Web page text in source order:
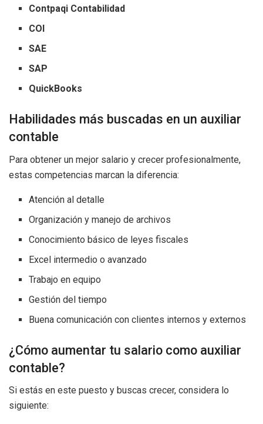
Contpaqi Contabilidad
COI
SAE
SAP
QuickBooks
Habilidades más buscadas en un auxiliar
contable
Para obtener un mejor salario y crecer profesionalmente,
estas competencias marcan la diferencia:
Atención al detalle
Organización y manejo de archivos
Conocimiento básico de leyes fiscales
Excel intermedio o avanzado
Trabajo en equipo
Gestión del tiempo
Buena comunicación con clientes internos y externos
¿Cómo aumentar tu salario como auxiliar
contable?
Si estás en este puesto y buscas crecer, considera lo
siguiente: